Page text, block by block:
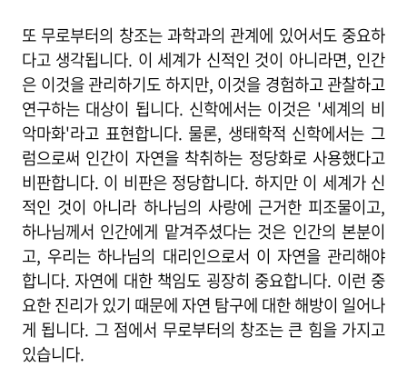
또 무로부터의 창조는 과학과의 관계에 있어서도 중요하
다고 생각됩니다. 이 세계가 신적인 것이 아니라면, 인간
은 이것을 관리하기도 하지만, 이것을 경험하고 관찰하고
연구하는 대상이 됩니다. 신학에서는 이것은 '세계의 비
악마화'라고 표현합니다. 물론, 생태학적 신학에서는 그
럼으로써 인간이 자연을 착취하는 정당화로 사용했다고
비판합니다. 이 비판은 정당합니다. 하지만 이 세계가 신
적인 것이 아니라 하나님의 사랑에 근거한 피조물이고,
하나님께서 인간에게 맡겨주셨다는 것은 인간의 본분이
고, 우리는 하나님의 대리인으로서 이 자연을 관리해야
합니다. 자연에 대한 책임도 굉장히 중요합니다. 이런 중
요한 진리가 있기 때문에 자연 탐구에 대한 해방이 일어나
게 됩니다. 그 점에서 무로부터의 창조는 큰 힘을 가지고
있습니다.